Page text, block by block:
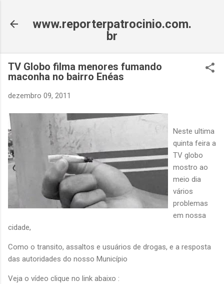
www.reporterpatrocinio.com.
br
TV Globo filma menores fumando
maconha no bairro Enéas
dezembro 09, 2011
Neste ultima
quinta feira a
TV globo
mostro ao
meio dia
vários
problemas
em nossa
cidade,
Como o transito, assaltos e usuários de drogas, e a resposta
das autoridades do nosso Município
Veja o vídeo clique no link abaixo :